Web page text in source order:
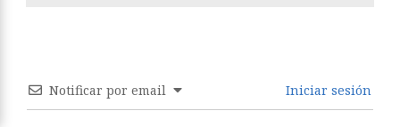
Notificar por email Iniciar sesión